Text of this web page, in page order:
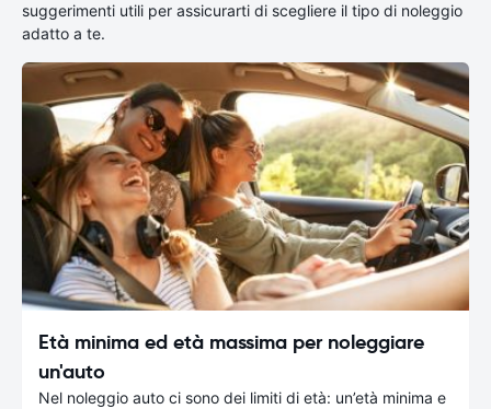
suggerimenti utili per assicurarti di scegliere il tipo di noleggio
adatto a te.
Età minima ed età massima per noleggiare
un'auto
Nel noleggio auto ci sono dei limiti di età: un’età minima e